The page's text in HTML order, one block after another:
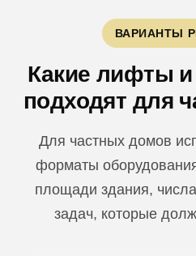
ВАРИАНТЫ
Какие лифты
подходят для
Для частных домов
форматы
площади здания,
задач, которые